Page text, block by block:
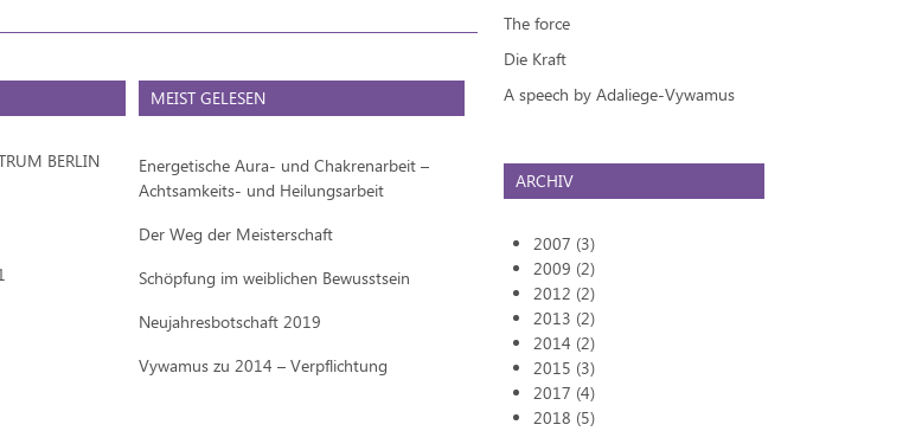
BERLIN
MEIST GELESEN
Energetische Aura- und Chakrenarbeit –
Achtsamkeits- und Heilungsarbeit
Der Weg der Meisterschaft
Schöpfung im weiblichen Bewusstsein
Neujahresbotschaft 2019
Vywamus zu 2014 – Verpflichtung
The force
Die Kraft
A speech by Adaliege-Vywamus
ARCHIV
2007 (3)
2009 (2)
2012 (2)
2013 (2)
2014 (2)
2015 (3)
2017 (4)
2018 (5)